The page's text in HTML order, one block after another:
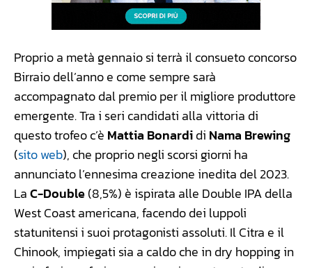
Proprio a metà gennaio si terrà il consueto concorso
Birraio dell’anno e come sempre sarà
accompagnato dal premio per il migliore produttore
emergente. Tra i seri candidati alla vittoria di
questo trofeo c’è Mattia Bonardidi Nama Brewing
(sito web), che proprio negli scorsi giorni ha
annunciato l’ennesima creazione inedita del 2023.
LaC-Double(8,5%) è ispirata alle Double IPA della
West Coast americana, facendo dei luppoli
statunitensi i suoi protagonisti assoluti. Il Citra e il
Chinook, impiegati sia a caldo che in dry hopping in